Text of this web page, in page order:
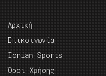
Αρχική
Επικοινωνία
Ionian Sports
Όροι Χρήσης